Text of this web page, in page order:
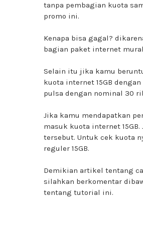
tanpa pembagian kuota
promo ini.
Kenapa bisa gagal?
bagian paket internet
Selain itu jika kamu
kuota internet 15GB
pulsa dengan nominal 30
Jika kamu mendapatkan
masuk kuota internet
tersebut. Untuk cek kuota
reguler 15GB.
Demikian artikel tentang
silahkan berkomentar
tentang tutorial ini.